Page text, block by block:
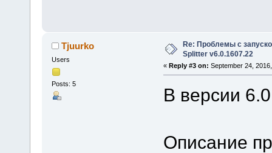
Tjuurko
Users
Posts: 5
Re: Проблемы с
Splitter v6.0.1607.22
« Reply #3 on: September 24,
В версии
Описание